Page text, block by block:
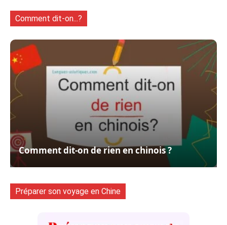
Comment dit-on...?
Comment dit-on de rien en chinois ?
Préparer son voyage en Chine